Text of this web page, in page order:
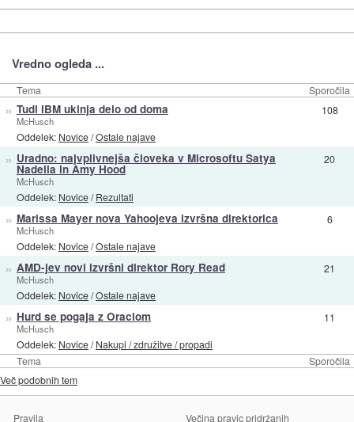
Vredno ogleda ...
Tema Sporočila
Tema Sporočila
» Tudi IBM ukinja delo od doma
McHusch
Oddelek: Novice/Ostale najave
108
» Uradno: najvplivnejša človeka v Microsoftu Satya
Nadella in Amy Hood
McHusch
Oddelek: Novice/Rezultati
20
» Marissa Mayer nova Yahoojeva izvršna direktorica
McHusch
Oddelek: Novice/Ostale najave
6
» AMD-jev novi izvršni direktor Rory Read
McHusch
Oddelek: Novice/Ostale najave
21
» Hurd se pogaja z Oraclom
McHusch
Oddelek: Novice/Nakupi / združitve / propadi
11
Več podobnih tem
Pravila Večina pravic pridržanih